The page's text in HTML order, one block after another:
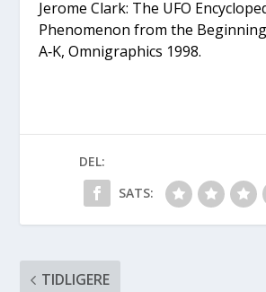
Jero­me Clark: The UFO
Pheno­menon from the
A‑K, Omni­grap­hi­cs 1998.
DEL:
SATS:
TIDLIGERE